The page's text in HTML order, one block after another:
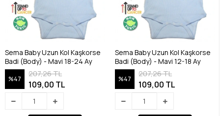
Sema Baby Uzun Kol Kaşkorse
Badi (Body) - Mavi 18-24 Ay
%47
207,26 TL
109,00 TL
Sema Baby Uzun Kol Kaşkorse
Badi (Body) - Mavi 12-18 Ay
%47
207,26 TL
109,00 TL